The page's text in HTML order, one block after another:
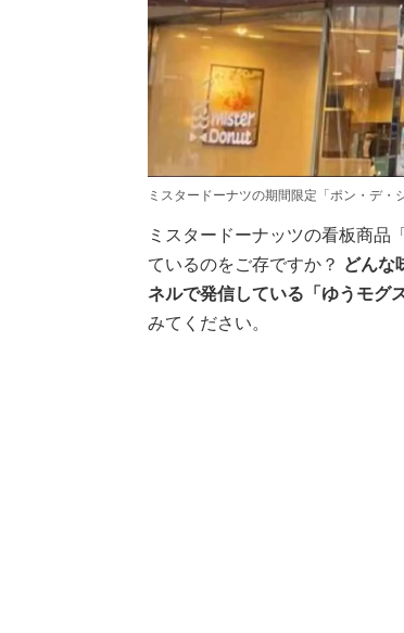
ミスタードーナツの期間限定「ポン・デ・
ミスタードーナッツの看板商品
ているのをご存ですか？ どんな
ネルで発信している「ゆうモグ
みてください。